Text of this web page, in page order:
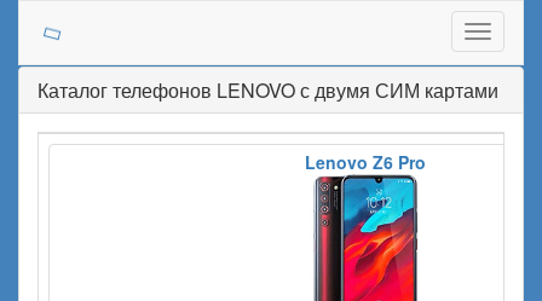
Toggle
Каталог телефонов LENOVO с двумя СИМ картами
Lenovo Z6 Pro